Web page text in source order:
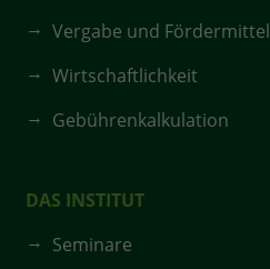
Vergabe und Fördermittel
Wirtschaftlichkeit
Gebührenkalkulation
DAS INSTITUT
Seminare